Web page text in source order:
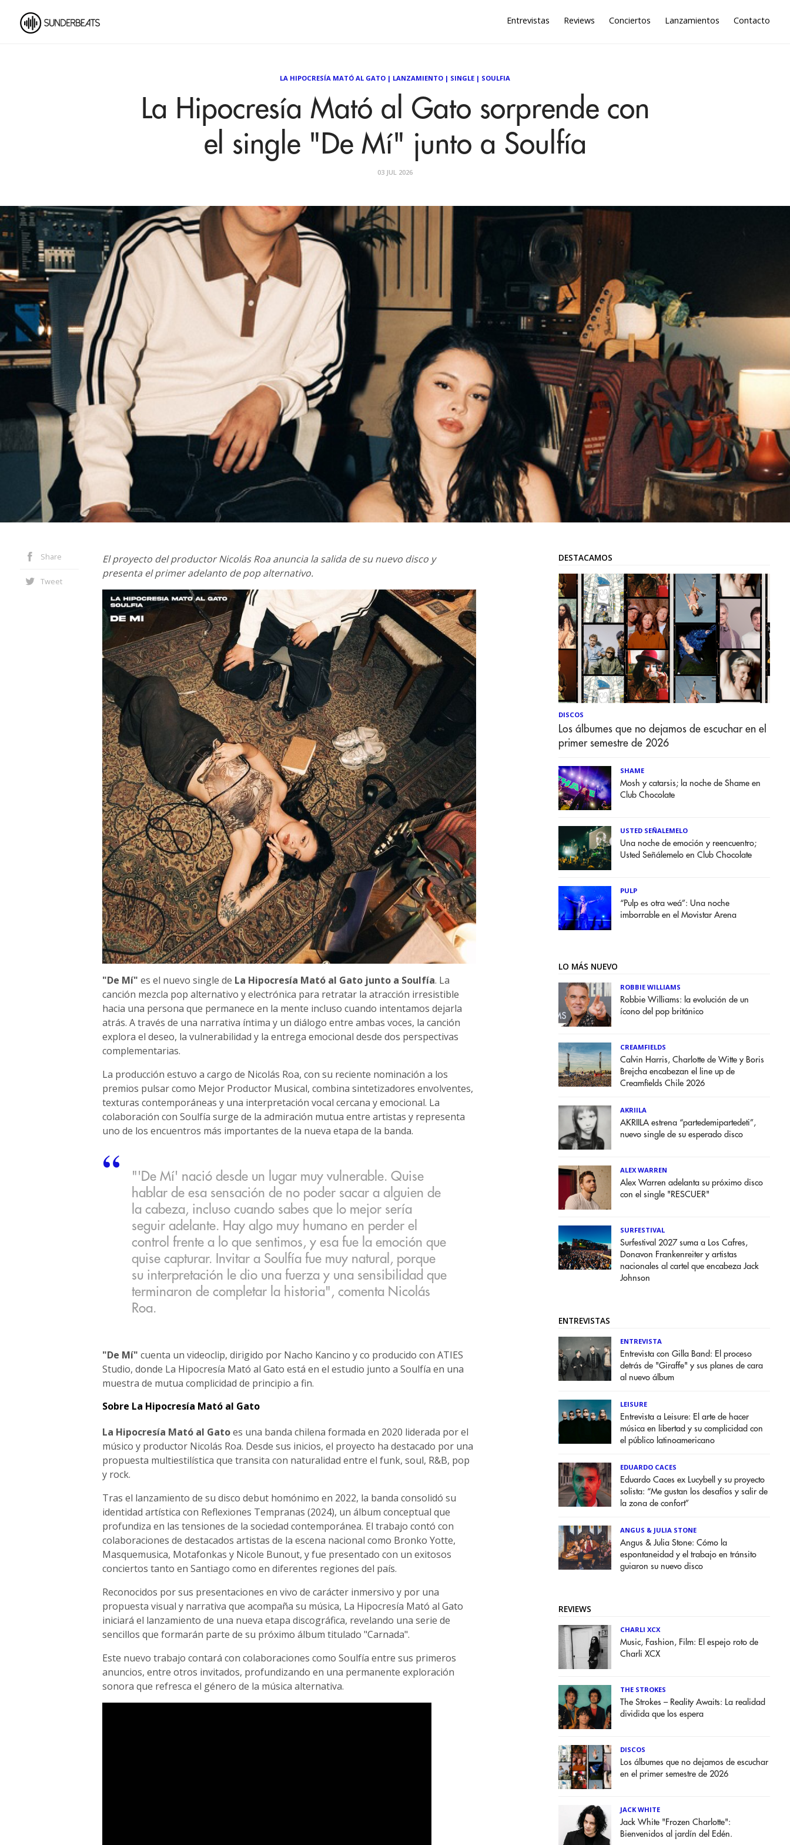
Entrevistas Reviews Conciertos Lanzamientos Contacto
LA HIPOCRESÍA MATÓ AL GATO | LANZAMIENTO | SINGLE | SOULFIA
La Hipocresía Mató al Gato sorprende con
el single "De Mí" junto a Soulfía
03 JUL 2026
Share
Tweet
El proyecto del productor Nicolás Roa anuncia la salida de su nuevo disco y
presenta el primer adelanto de pop alternativo.
"De Mí" es el nuevo single de La Hipocresía Mató al Gato junto a Soulfía. La
canción mezcla pop alternativo y electrónica para retratar la atracción irresistible
hacia una persona que permanece en la mente incluso cuando intentamos dejarla
atrás. A través de una narrativa íntima y un diálogo entre ambas voces, la canción
explora el deseo, la vulnerabilidad y la entrega emocional desde dos perspectivas
complementarias.
La producción estuvo a cargo de Nicolás Roa, con su reciente nominación a los
premios pulsar como Mejor Productor Musical, combina sintetizadores envolventes,
texturas contemporáneas y una interpretación vocal cercana y emocional. La
colaboración con Soulfía surge de la admiración mutua entre artistas y representa
uno de los encuentros más importantes de la nueva etapa de la banda.
"'De Mí' nació desde un lugar muy vulnerable. Quise
hablar de esa sensación de no poder sacar a alguien de
la cabeza, incluso cuando sabes que lo mejor sería
seguir adelante. Hay algo muy humano en perder el
control frente a lo que sentimos, y esa fue la emoción que
quise capturar. Invitar a Soulfía fue muy natural, porque
su interpretación le dio una fuerza y una sensibilidad que
terminaron de completar la historia", comenta Nicolás
Roa.
"De Mí" cuenta un videoclip, dirigido por Nacho Kancino y co producido con ATIES
Studio, donde La Hipocresía Mató al Gato está en el estudio junto a Soulfía en una
muestra de mutua complicidad de principio a fin.
Sobre La Hipocresía Mató al Gato
La Hipocresía Mató al Gatoes una banda chilena formada en 2020 liderada por el
músico y productor Nicolás Roa. Desde sus inicios, el proyecto ha destacado por una
propuesta multiestilística que transita con naturalidad entre el funk, soul, R&B, pop
y rock.
Tras el lanzamiento de su disco debut homónimo en 2022, la banda consolidó su
identidad artística con Reflexiones Tempranas (2024), un álbum conceptual que
profundiza en las tensiones de la sociedad contemporánea. El trabajo contó con
colaboraciones de destacados artistas de la escena nacional como Bronko Yotte,
Masquemusica, Motafonkas y Nicole Bunout, y fue presentado con un exitosos
conciertos tanto en Santiago como en diferentes regiones del país.
Reconocidos por sus presentaciones en vivo de carácter inmersivo y por una
propuesta visual y narrativa que acompaña su música, La Hipocresía Mató al Gato
iniciará el lanzamiento de una nueva etapa discográfica, revelando una serie de
sencillos que formarán parte de su próximo álbum titulado "Carnada".
Este nuevo trabajo contará con colaboraciones como Soulfía entre sus primeros
anuncios, entre otros invitados, profundizando en una permanente exploración
sonora que refresca el género de la música alternativa.
DESTACAMOS
DISCOS
Los álbumes que no dejamos de escuchar en el
primer semestre de 2026
SHAME
Mosh y catarsis; la noche de Shame en
Club Chocolate
USTED SEÑALEMELO
Una noche de emoción y reencuentro;
Usted Señálemelo en Club Chocolate
PULP
“Pulp es otra weá”: Una noche
imborrable en el Movistar Arena
LO MÁS NUEVO
ROBBIE WILLIAMS
Robbie Williams: la evolución de un
ícono del pop británico
CREAMFIELDS
Calvin Harris, Charlotte de Witte y Boris
Brejcha encabezan el line up de
Creamfields Chile 2026
AKRIILA
AKRIILA estrena “partedemipartedeti”,
nuevo single de su esperado disco
ALEX WARREN
Alex Warren adelanta su próximo disco
con el single "RESCUER"
SURFESTIVAL
Surfestival 2027 suma a Los Cafres,
Donavon Frankenreiter y artistas
nacionales al cartel que encabeza Jack
Johnson
ENTREVISTAS
ENTREVISTA
Entrevista con Gilla Band: El proceso
detrás de "Giraffe" y sus planes de cara
al nuevo álbum
LEISURE
Entrevista a Leisure: El arte de hacer
música en libertad y su complicidad con
el público latinoamericano
EDUARDO CACES
Eduardo Caces ex Lucybell y su proyecto
solista: “Me gustan los desafíos y salir de
la zona de confort”
ANGUS & JULIA STONE
Angus & Julia Stone: Cómo la
espontaneidad y el trabajo en tránsito
guiaron su nuevo disco
REVIEWS
CHARLI XCX
Music, Fashion, Film: El espejo roto de
Charli XCX
THE STROKES
The Strokes – Reality Awaits: La realidad
dividida que los espera
DISCOS
Los álbumes que no dejamos de escuchar
en el primer semestre de 2026
JACK WHITE
Jack White "Frozen Charlotte":
Bienvenidos al jardín del Edén.